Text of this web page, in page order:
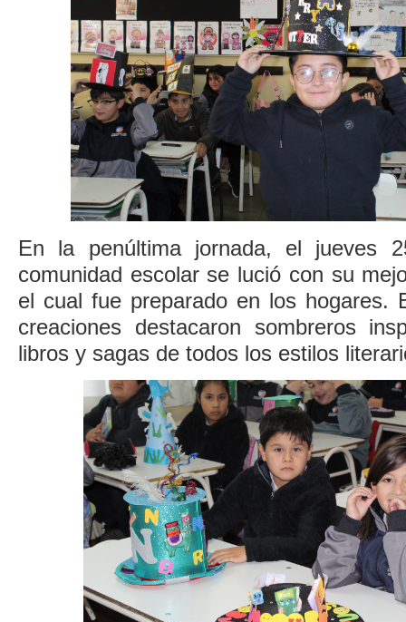
En la penúltima jornada, el jueves
comunidad escolar se lució con su
el cual fue preparado en los hogares.
creaciones destacaron sombreros
libros y sagas de todos los estilos